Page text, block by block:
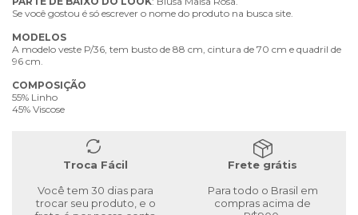
Se você gostou é só escrever o nome do produto na busca site.
MODELOS
A modelo veste P/36, tem busto de 88 cm, cintura de 70 cm e quadril de
96 cm.
COMPOSIÇÃO
55% Linho
45% Viscose
Troca Fácil
Você tem 30 dias para
trocar seu produto, e o
Frete grátis
Para todo o Brasil em
compras acima de